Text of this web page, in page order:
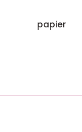
papier